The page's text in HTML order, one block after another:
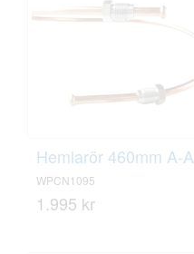
Hemlarör 460mm A-A
WPCN1095
1.995 kr